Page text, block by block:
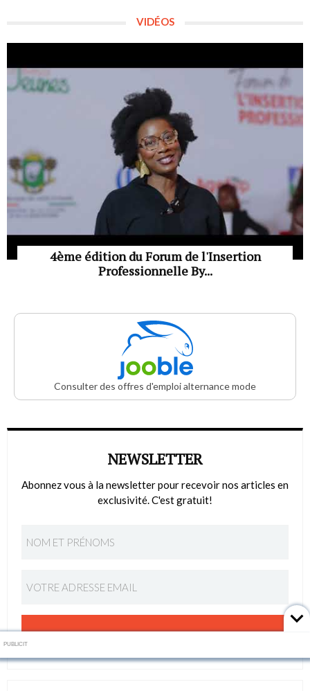
VIDÉOS
4ème édition du Forum de l'Insertion
Professionnelle By...
Consulter des offres d'emploi alternance mode
NEWSLETTER
Abonnez vous à la newsletter pour recevoir nos articles en
exclusivité. C'est gratuit!
S'ABONNER
PUBLICIT